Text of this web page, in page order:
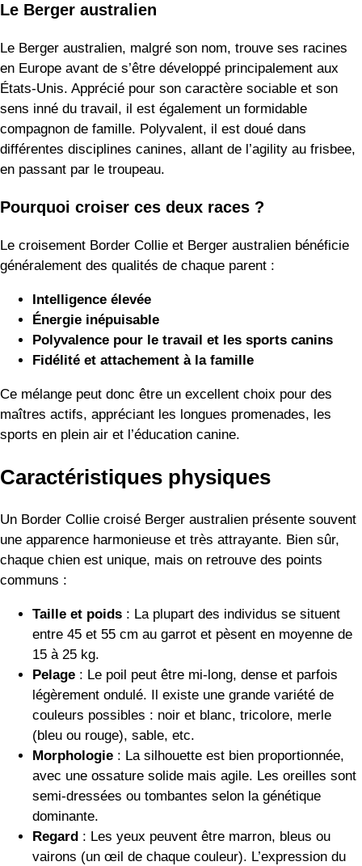
Le Berger australien
Le Berger australien, malgré son nom, trouve ses racines
en Europe avant de s’être développé principalement aux
États-Unis. Apprécié pour son caractère sociable et son
sens inné du travail, il est également un formidable
compagnon de famille. Polyvalent, il est doué dans
différentes disciplines canines, allant de l’agility au frisbee,
en passant par le troupeau.
Pourquoi croiser ces deux races ?
Le croisement Border Collie et Berger australien bénéficie
généralement des qualités de chaque parent :
Intelligence élevée
Énergie inépuisable
Polyvalence pour le travail et les sports canins
Fidélité et attachement à la famille
Ce mélange peut donc être un excellent choix pour des
maîtres actifs, appréciant les longues promenades, les
sports en plein air et l’éducation canine.
Caractéristiques physiques
Un Border Collie croisé Berger australien présente souvent
une apparence harmonieuse et très attrayante. Bien sûr,
chaque chien est unique, mais on retrouve des points
communs :
Taille et poids : La plupart des individus se situent
entre 45 et 55 cm au garrot et pèsent en moyenne de
15 à 25 kg.
Pelage : Le poil peut être mi-long, dense et parfois
légèrement ondulé. Il existe une grande variété de
couleurs possibles : noir et blanc, tricolore, merle
(bleu ou rouge), sable, etc.
Morphologie : La silhouette est bien proportionnée,
avec une ossature solide mais agile. Les oreilles sont
semi-dressées ou tombantes selon la génétique
dominante.
Regard : Les yeux peuvent être marron, bleus ou
vairons (un œil de chaque couleur). L’expression du